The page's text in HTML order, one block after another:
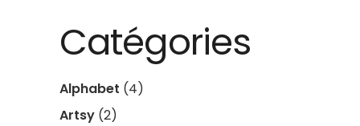
Catégories
Alphabet (4)
Artsy (2)